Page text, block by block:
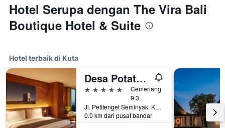
Hotel Serupa dengan The Vira Bali
Boutique Hotel & Suite
Hotel terbaik di Kuta
Desa Potato Head Bali
5 bintang
Cemerlang
9.3
Jl. Petitenget Seminyak, Kec. Kuta Utara, Kabupaten Badung, Bali No.51B, Kuta, Indonesia
0.0 km dari pusat bandar